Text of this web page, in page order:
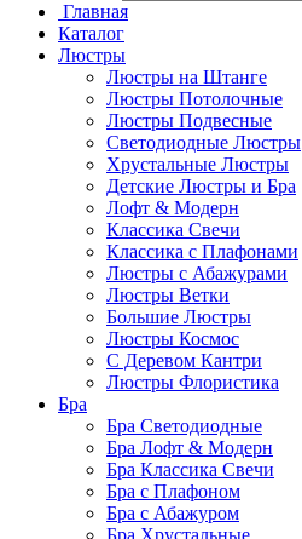
Главная
Каталог
Люстры
Люстры на Штанге
Люстры Потолочные
Люстры Подвесные
Светодиодные Люстры
Хрустальные Люстры
Детские Люстры и Бра
Лофт & Модерн
Классика Свечи
Классика с Плафонами
Люстры с Абажурами
Люстры Ветки
Большие Люстры
Люстры Космос
С Деревом Кантри
Люстры Флористика
Бра
Бра Светодиодные
Бра Лофт & Модерн
Бра Классика Свечи
Бра с Плафоном
Бра с Абажуром
Бра Хрустальные